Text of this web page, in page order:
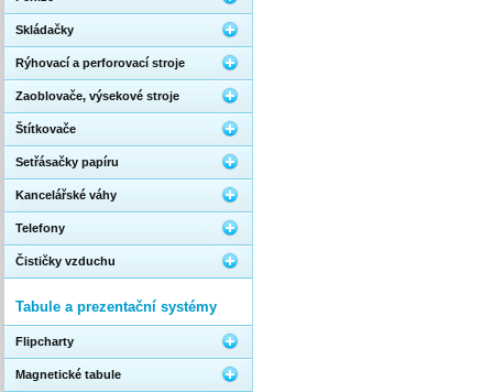
Skládačky
Rýhovací a perforovací stroje
Zaoblovače, výsekové stroje
Štítkovače
Setřásačky papíru
Kancelářské váhy
Telefony
Čističky vzduchu
Tabule a prezentační systémy
Flipcharty
Magnetické tabule